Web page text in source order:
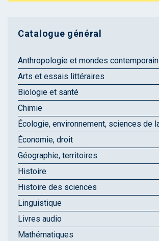
Catalogue général
Anthropologie et mondes
Arts et essais littéraires
Biologie et santé
Chimie
Écologie, environnement, sciences de
Économie, droit
Géographie, territoires
Histoire
Histoire des sciences
Linguistique
Livres audio
Mathématiques